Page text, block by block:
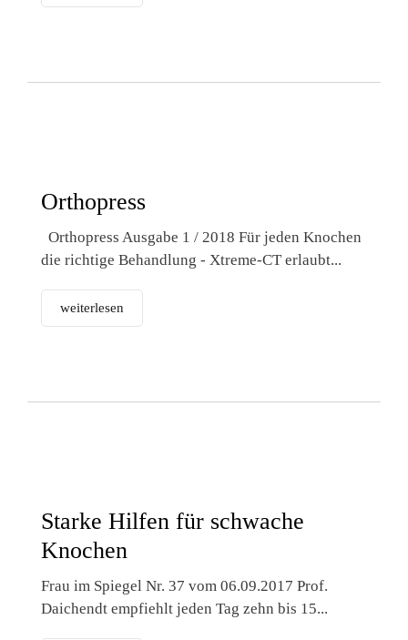
Orthopress
Orthopress Ausgabe 1 / 2018 Für jeden Knochen
die richtige Behandlung - Xtreme-CT erlaubt...
weiterlesen
Starke Hilfen für schwache
Knochen
Frau im Spiegel Nr. 37 vom 06.09.2017 Prof.
Daichendt empfiehlt jeden Tag zehn bis 15...